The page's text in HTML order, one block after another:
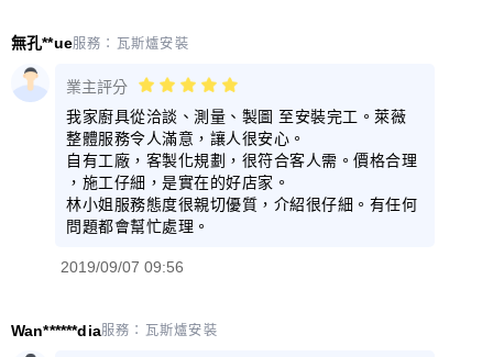
無孔**ue服務： 瓦斯爐安裝
業主評分
我家廚具從洽談、測量、製圖 至安裝完工。萊薇
整體服務令人滿意，讓人很安心。
自有工廠，客製化規劃，很符合客人需。價格合理
，施工仔細，是實在的好店家。
林小姐服務態度很親切優質，介紹很仔細。有任何
問題都會幫忙處理。
2019/09/07 09:56
Wan******dia服務： 瓦斯爐安裝